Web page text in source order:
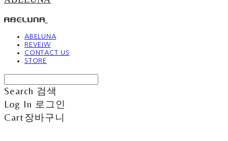
ABELUNA
REVEIW
CONTACT US
STORE
Search 검색
Log In 로그인
Cart장바구니